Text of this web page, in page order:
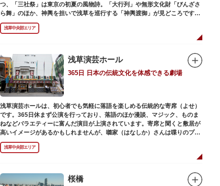
つ、「三社祭」は東京の初夏の風物詩。「大行列」や無形文化財「びんざさ
ら舞」のほか、神輿を担いで浅草を巡行する「神輿渡御」が見どころです。
町を練り歩く担ぎ手たちの威勢良い掛け声が響き渡り、浅草の町がまつり一
色に染まります。
6月の「夏越し（なごし）の大祓」では、茅草で作られた輪の中（茅の輪）
ら逃れ、福徳があると伝えられる行事です。
本殿には浅草寺のご本尊である聖観世音菩薩像を見つけた漁師の兄弟ととも
に、尊像として奉安した郷土の文化人、土師真中知（はじのなかとも）の3
人が祀られています。江戸時代に徳川家光が寄進した社殿は本殿・幣殿と拝
殿の間が渡り廊下で繋がる建築様式。国の重要文化財に指定されています。
また、浅草名所七福神のひとつとしても知られ、恵比須像が祀られていま
す。
浅草中央部エリア
浅草演芸ホール
365日 日本の伝統文化を体感できる劇場
浅草演芸ホールは、初心者でも気軽に落語を楽しめる伝統的な寄席（よせ）
です。365日休まず公演を行っており、落語のほか漫談、マジック、ものま
ねなどバラエティーに富んだ演目が上演されています。寄席と聞くと敷居が
高いイメージがあるかもしれませんが、囃家（はなしか）さんは喋りのプ
ロ。すぐに巧みな話芸に引き込まれ、予備知識が無くても楽しめます。
ホール内で飲食できるのも魅力のひとつ。売店でお弁当やお菓子を買ってゆ
っくり番組を楽しんではいかがでしょう。数々の著名な落語家やお笑い芸人
浅草中央部エリア
桜橋